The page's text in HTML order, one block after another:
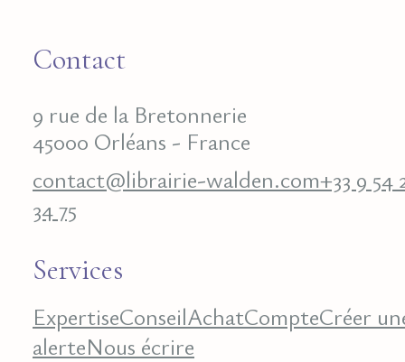
Contact
9 rue de la Bretonnerie
45000 Orléans - France
contact@librairie-walden.com+33 9 54
34 75
Services
ExpertiseConseilAchatCompteCréer
alerteNous écrire